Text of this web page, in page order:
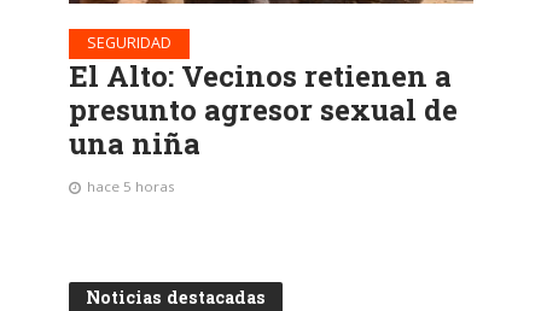
SEGURIDAD
El Alto: Vecinos retienen a
presunto agresor sexual de
una niña
hace 5 horas
Noticias destacadas